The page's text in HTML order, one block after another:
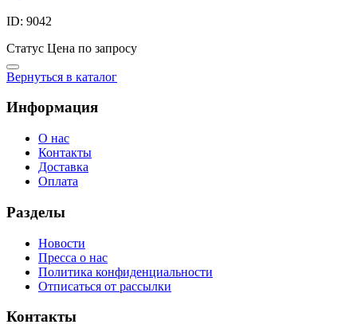
ID: 9042
Статус Цена по запросу
Вернуться в каталог
Информация
О нас
Контакты
Доставка
Оплата
Разделы
Новости
Пресса о нас
Политика конфиденциальности
Отписаться от рассылки
Контакты